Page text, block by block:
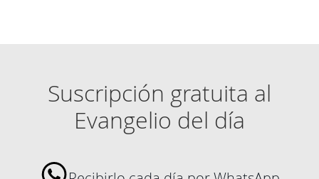
Suscripción gratuita al
Evangelio del día